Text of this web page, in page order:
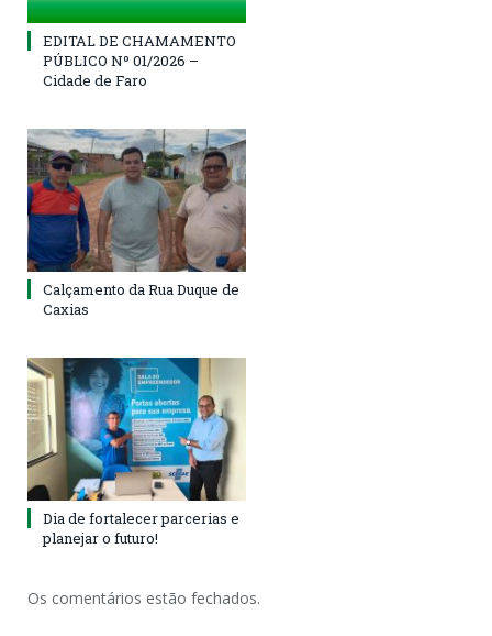
EDITAL DE CHAMAMENTO
PÚBLICO Nº 01/2026 –
Cidade de Faro
Calçamento da Rua Duque de
Caxias
Dia de fortalecer parcerias e
planejar o futuro!
Os comentários estão fechados.